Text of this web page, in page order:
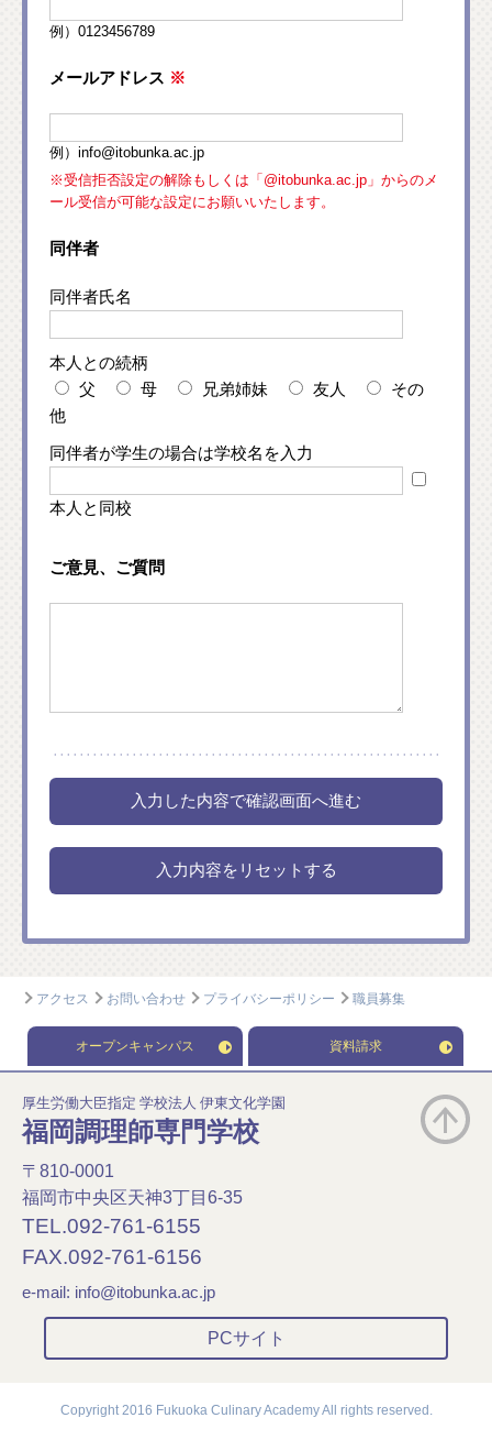
例）0123456789
メールアドレス ※
例）info@itobunka.ac.jp
※受信拒否設定の解除もしくは「@itobunka.ac.jp」からのメ
ール受信が可能な設定にお願いいたします。
同伴者
同伴者氏名
本人との続柄
父
母 兄弟姉妹 友人
その
他
同伴者が学生の場合は学校名を入力
本人と同校
ご意見、ご質問
アクセス お問い合わせ プライバシーポリシー 職員募集
オープンキャンパス 資料請求
厚生労働大臣指定 学校法人 伊東文化学園
福岡調理師専門学校
〒810-0001
福岡市中央区天神3丁目6-35
TEL.092-761-6155
FAX.092-761-6156
e-mail: info@itobunka.ac.jp
PCサイト
Copyright 2016 Fukuoka Culinary Academy All rights reserved.